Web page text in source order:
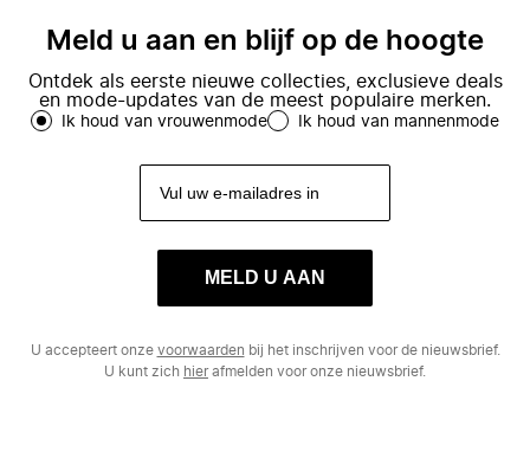
Meld u aan en blijf op de hoogte
Ontdek als eerste nieuwe collecties, exclusieve deals
en mode-updates van de meest populaire merken.
Ik houd van vrouwenmode Ik houd van mannenmode
MELD U AAN
U accepteert onze voorwaarden bij het inschrijven voor de nieuwsbrief.
U kunt zich hierafmelden voor onze nieuwsbrief.